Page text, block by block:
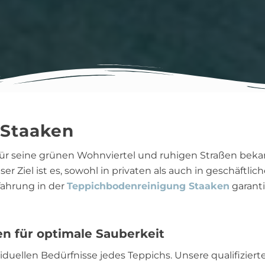
seine grünen Wohnviertel und ruhigen Straßen
Ziel ist es, sowohl in privaten als auch in
in der Teppichbodenreinigung Staaken
für optimale Sauberkeit
Bedürfnisse jedes Teppichs. Unsere